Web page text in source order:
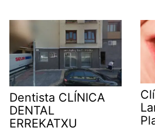
Dentista CLÍNICA
DENTAL
ERREKATXU